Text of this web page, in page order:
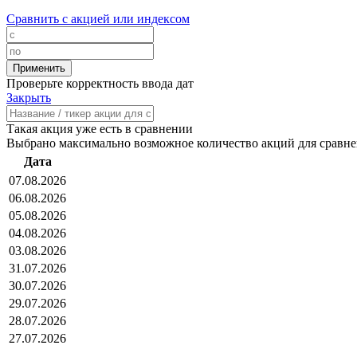
Сравнить с акцией или индексом
Проверьте корректность ввода дат
Закрыть
Такая акция уже есть в сравнении
Выбрано максимально возможное количество акций для
Дата
07.08.2026
06.08.2026
05.08.2026
04.08.2026
03.08.2026
31.07.2026
30.07.2026
29.07.2026
28.07.2026
27.07.2026